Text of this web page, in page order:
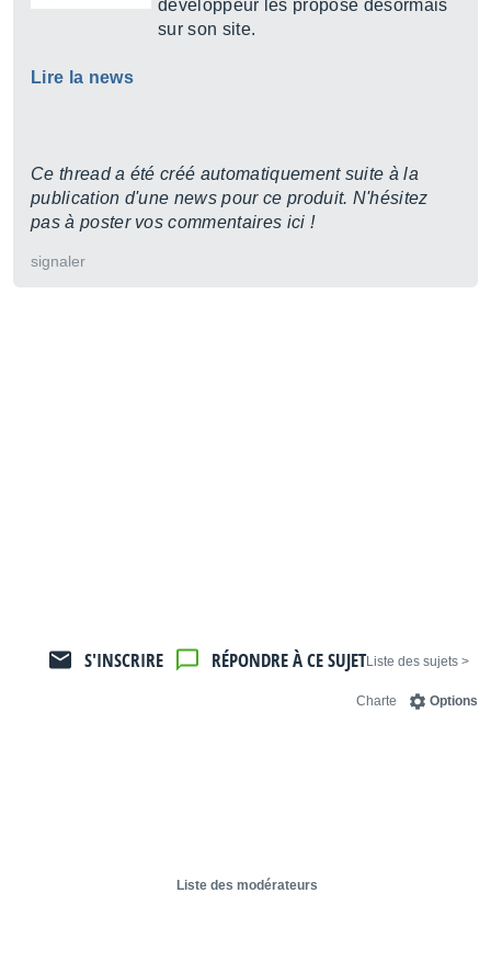
développeur les propose désormais
sur son site.
Lire la news
Ce thread a été créé automatiquement suite à la
publication d'une news pour ce produit. N'hésitez
pas à poster vos commentaires ici !
signaler
< Liste des sujets
RÉPONDRE À CE SUJET
S'INSCRIRE
Options
Charte
Liste des modérateurs